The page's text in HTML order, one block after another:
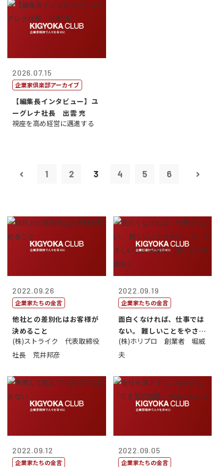
2026.07.15
企業家倶楽部アーカイブ
【編集長インタビュー】ユ
ーグレナ社長 出雲 充
視座を高め経営に邁進する
1 2 3 4 5 6
2022.09.26
企業家たちの金言
他社との差別化はお客様が
決めること
(株)ストライク 代表取締役
社長 荒井邦彦
2022.09.19
企業家たちの金言
面白くなければ、仕事では
ない。 難しいことをやさし
く。やさし...
(株)ホリプロ 創業者 堀威
夫
2022.09.12
企業家たちの金言
2022.09.05
企業家たちの金言